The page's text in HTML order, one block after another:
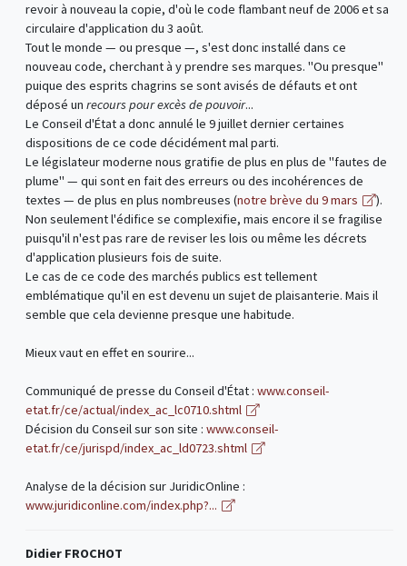
revoir à nouveau la copie, d'où le code flambant neuf de 2006 et sa
circulaire d'application du 3 août.
Tout le monde — ou presque —, s'est donc installé dans ce
nouveau code, cherchant à y prendre ses marques. "Ou presque"
puique des esprits chagrins se sont avisés de défauts et ont
déposé un recours pour excès de pouvoir...
Le Conseil d'État a donc annulé le 9 juillet dernier certaines
dispositions de ce code décidément mal parti.
Le législateur moderne nous gratifie de plus en plus de "fautes de
plume" — qui sont en fait des erreurs ou des incohérences de
textes — de plus en plus nombreuses (notre brève du 9 mars
).
Non seulement l'édifice se complexifie, mais encore il se fragilise
puisqu'il n'est pas rare de reviser les lois ou même les décrets
d'application plusieurs fois de suite.
Le cas de ce code des marchés publics est tellement
emblématique qu'il en est devenu un sujet de plaisanterie. Mais il
semble que cela devienne presque une habitude.
Mieux vaut en effet en sourire...
Communiqué de presse du Conseil d'État : www.conseil-
etat.fr/ce/actual/index_ac_lc0710.shtml
Décision du Conseil sur son site : www.conseil-
etat.fr/ce/jurispd/index_ac_ld0723.shtml
Analyse de la décision sur JuridicOnline :
www.juridiconline.com/index.php?...
Didier FROCHOT